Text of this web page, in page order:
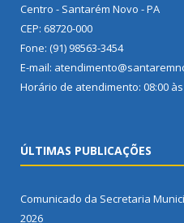
Centro - Santarém Novo - PA
CEP: 68720-000
Fone: (91) 98563-3454
E-mail:
Horário de atendimento: 08:00 às
ÚLTIMAS PUBLICAÇÕES
Comunicado da Secretaria
2026